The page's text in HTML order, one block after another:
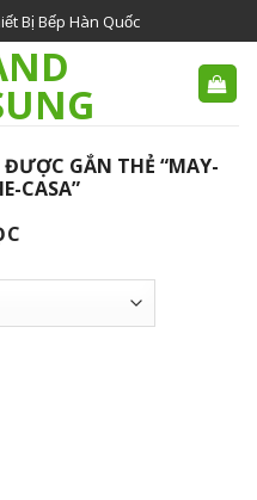
Bị Bếp Hàn Quốc
GẮN THẺ “MAY-
CASA”